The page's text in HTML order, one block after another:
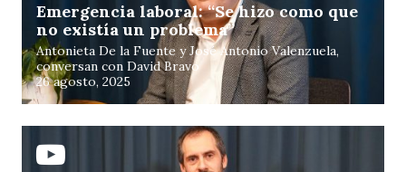
Emergencia laboral: “Se hizo como que
no existía un problema”
Antonieta De la Fuente y José Antonio Valenzuela,
conversan con David Bravo
26 agosto, 2025